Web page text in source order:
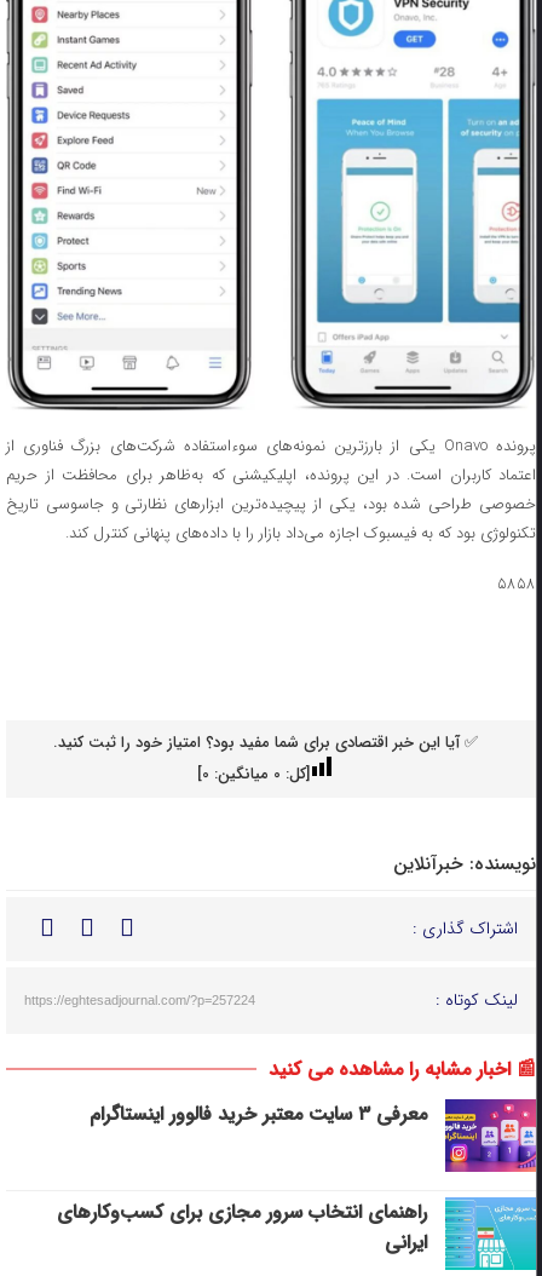
پرونده Onavo یکی از بارزترین نمونه‌های سوءاستفاده شرکت‌های بزرگ فناوری از
اعتماد کاربران است. در این پرونده، اپلیکیشنی که به‌ظاهر برای محافظت از حریم
خصوصی طراحی شده بود، یکی از پیچیده‌ترین ابزارهای نظارتی و جاسوسی تاریخ
تکنولوژی بود که به فیسبوک اجازه می‌داد بازار را با داده‌های پنهانی کنترل کند.
۵۸۵۸
✅ آیا این خبر اقتصادی برای شما مفید بود؟ امتیاز خود را ثبت کنید.
[کل: 0میانگین: 0
]
نویسنده: خبرآنلاین
اشتراک گذاری :
لینک کوتاه : https://eghtesadjournal.com/?p=257224
📰 اخبار مشابه را مشاهده می کنید
معرفی ۳ سایت معتبر خرید فالوور اینستاگرام
راهنمای انتخاب سرور مجازی برای کسب‌وکارهای
ایرانی